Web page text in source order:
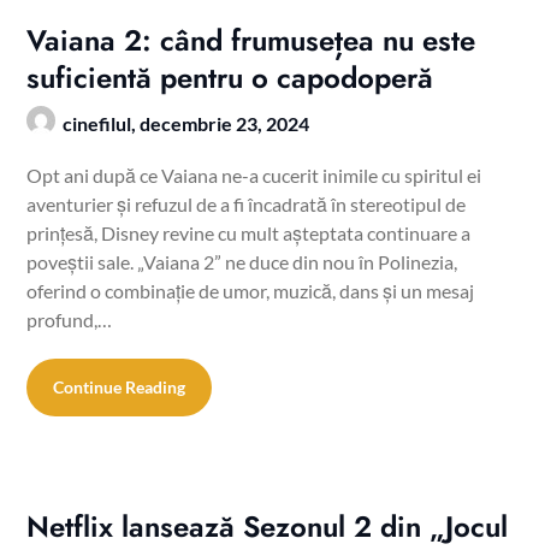
Vaiana 2: când frumusețea nu este
suficientă pentru o capodoperă
cinefilul,decembrie 23, 2024
Opt ani după ce Vaiana ne-a cucerit inimile cu spiritul ei
aventurier și refuzul de a fi încadrată în stereotipul de
prințesă, Disney revine cu mult așteptata continuare a
poveștii sale. „Vaiana 2” ne duce din nou în Polinezia,
oferind o combinație de umor, muzică, dans și un mesaj
profund,…
Continue Reading
Netflix lansează Sezonul 2 din „Jocul